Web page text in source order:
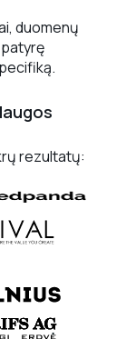
duomenų
rezultatų: